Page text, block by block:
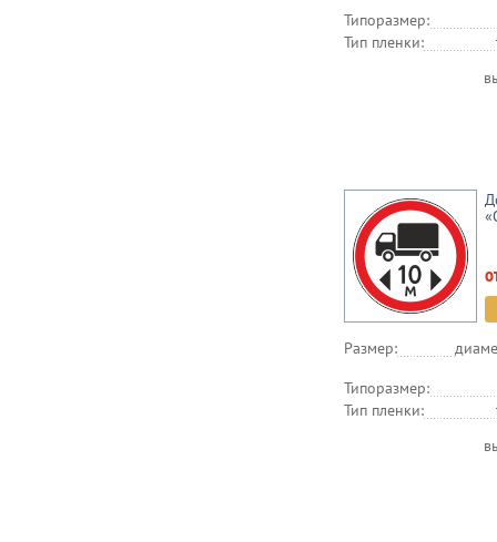
Типоразмер:
Тип пленки:
Размер:
Типоразмер:
Тип пленки: